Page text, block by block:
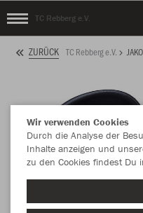
TC Rebberg e.V.
ZURÜCK TC Rebberg e.V.
Wir verwenden Cookies
Durch die Analyse der
Inhalte anzeigen und
zu den Cookies findest Du